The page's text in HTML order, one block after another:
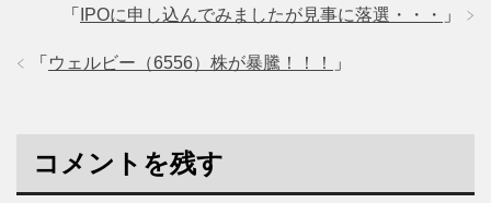
「 IPOに申し込んでみましたが見事に落選・・・ 」
「 ウェルビー（6556）株が暴騰！！！ 」
コメントを残す